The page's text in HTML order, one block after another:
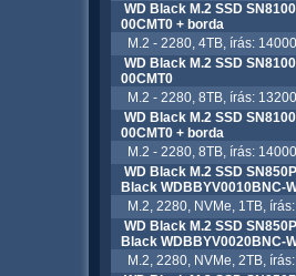
WD Black M.2 SSD
00CMT0 + borda
M.2 - 2280, 4TB, írás:
WD Black M.2 SSD
00CMT0
M.2 - 2280, 8TB, írás:
WD Black M.2 SSD
00CMT0 + borda
M.2 - 2280, 8TB, írás:
WD Black M.2 SSD
Black WDBBYV0010BNC-
M.2, 2280, NVMe, 1TB,
WD Black M.2 SSD
Black WDBBYV0020BNC-
M.2, 2280, NVMe, 2TB,